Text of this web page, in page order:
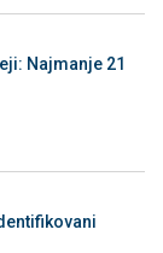
Najmanje 21